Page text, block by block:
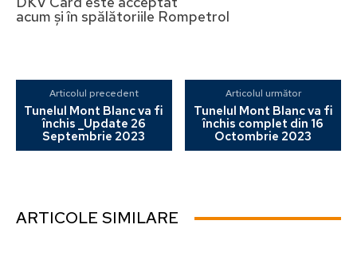
acum și în spălătoriile Rompetrol
Articolul precedent
Tunelul Mont Blanc va fi
închis _Update 26
Septembrie 2023
Articolul următor
Tunelul Mont Blanc va fi
închis complet din 16
Octombrie 2023
ARTICOLE SIMILARE